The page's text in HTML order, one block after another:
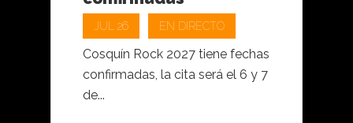
JUL 26 EN DIRECTO
Cosquín Rock 2027 tiene fechas
confirmadas, la cita será el 6 y 7
de...